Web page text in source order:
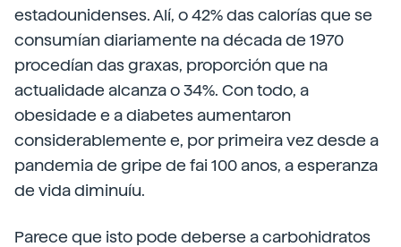
estadounidenses. Alí, o 42% das calorías que se
consumían diariamente na década de 1970
procedían das graxas, proporción que na
actualidade alcanza o 34%. Con todo, a
obesidade e a diabetes aumentaron
considerablemente e, por primeira vez desde a
pandemia de gripe de fai 100 anos, a esperanza
de vida diminuíu.
Parece que isto pode deberse a carbohidratos